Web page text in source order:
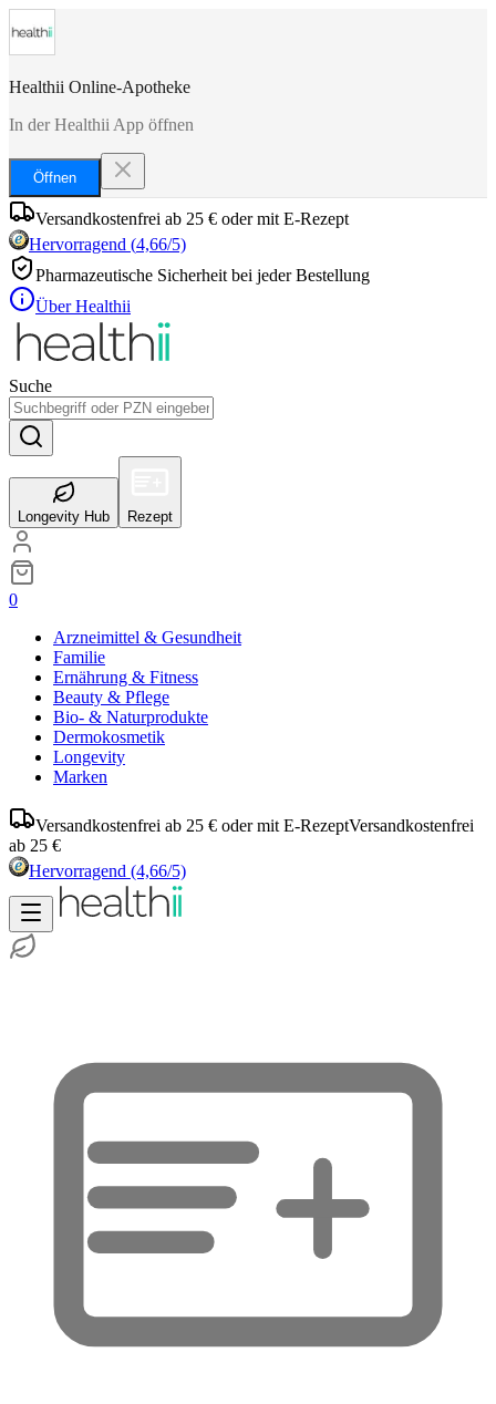
Healthii Online-Apotheke
In der Healthii App öffnen
Öffnen
Versandkostenfrei ab 25 € oder mit E-Rezept
Hervorragend (4,66/5)
Pharmazeutische Sicherheit bei jeder Bestellung
Über Healthii
Suche
Longevity Hub Rezept
0
Arzneimittel & Gesundheit
Familie
Ernährung & Fitness
Beauty & Pflege
Bio- & Naturprodukte
Dermokosmetik
Longevity
Marken
Versandkostenfrei ab 25 € oder mit E-RezeptVersandkostenfrei
ab 25 €
Hervorragend (4,66/5)